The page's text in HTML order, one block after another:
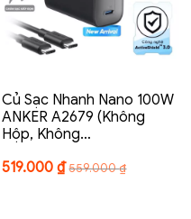
Củ Sạc Nhanh Nano 100W
ANKER A2679 (Không
Hộp, Không…
519.000₫559.000₫